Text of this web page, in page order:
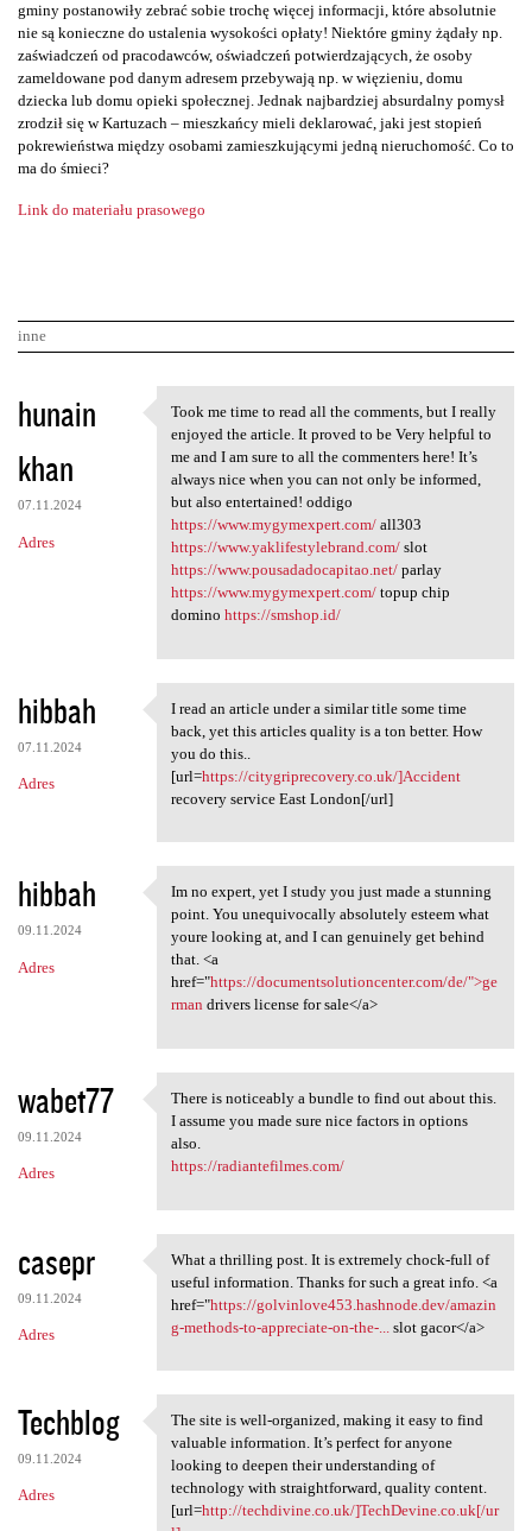
gminy postanowiły zebrać sobie trochę więcej informacji, które absolutnie
nie są konieczne do ustalenia wysokości opłaty! Niektóre gminy żądały np.
zaświadczeń od pracodawców, oświadczeń potwierdzających, że osoby
zameldowane pod danym adresem przebywają np. w więzieniu, domu
dziecka lub domu opieki społecznej. Jednak najbardziej absurdalny pomysł
zrodził się w Kartuzach – mieszkańcy mieli deklarować, jaki jest stopień
pokrewieństwa między osobami zamieszkującymi jedną nieruchomość. Co to
ma do śmieci?
Link do materiału prasowego
inne
K
o
m
e
n
e
hunain
khan
07.11.2024
Adres
Took me time to read all the
Took me time to read all the comments, but I really
enjoyed the article. It proved to be Very helpful to
me and I am sure to all the commenters here! It’s
always nice when you can not only be informed,
but also entertained! oddigo
https://www.mygymexpert.com/all303
https://www.yaklifestylebrand.com/slot
https://www.pousadadocapitao.net/parlay
https://www.mygymexpert.com/topup chip
domino https://smshop.id/
hibbah
07.11.2024
Adres
I read an article under a
I read an article under a similar title some time
back, yet this articles quality is a ton better. How
you do this..
[url=https://citygriprecovery.co.uk/]Accident
recovery service East London[/url]
hibbah
09.11.2024
Adres
Im no expert, yet I study you
Im no expert, yet I study you just made a stunning
point. You unequivocally absolutely esteem what
youre looking at, and I can genuinely get behind
that. <a
href="https://documentsolutioncenter.com/de/">ge
rman drivers license for sale</a>
wabet77
09.11.2024
Adres
There is noticeably a bundle
There is noticeably a bundle to find out about this.
I assume you made sure nice factors in options
also.
https://radiantefilmes.com/
casepr
09.11.2024
Adres
What a thrilling post. It is
What a thrilling post. It is extremely chock-full of
useful information. Thanks for such a great info. <a
href="https://golvinlove453.hashnode.dev/amazin
g-methods-to-appreciate-on-the-...
slot gacor</a>
Techblog
09.11.2024
Adres
The site is well-organized,
The site is well-organized, making it easy to find
valuable information. It’s perfect for anyone
looking to deepen their understanding of
technology with straightforward, quality content.
[url=http://techdivine.co.uk/]TechDevine.co.uk[/ur